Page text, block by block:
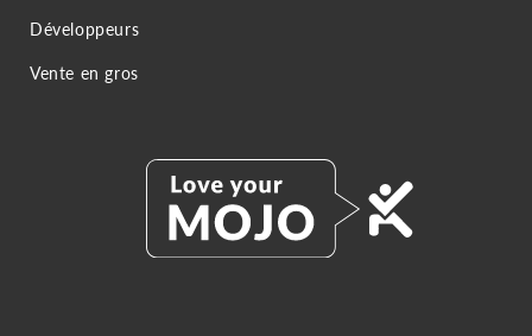
Développeurs
Vente en gros